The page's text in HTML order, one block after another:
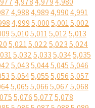
4,9884,9894,9904,991
4,9995,0005,0015,002
5,0105,0115,0125,013
5,0215,0225,0235,024
5,0325,0335,0345,035
5,0435,0445,0455,046
5,0545,0555,0565,057
5,0655,0665,0675,068
5,0765,0775,078